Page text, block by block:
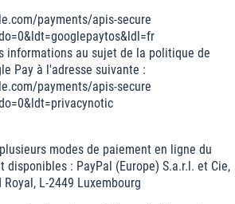
/payments/apis-secure
&ldt=googlepaytos&ldl=fr
informations au sujet de la politique de
Pay à l'adresse suivante :
/payments/apis-secure
&ldt=privacynotic
modes de paiement en ligne du
disponibles : PayPal (Europe) S.a.r.l. et Cie,
Royal, L-2449 Luxembourg